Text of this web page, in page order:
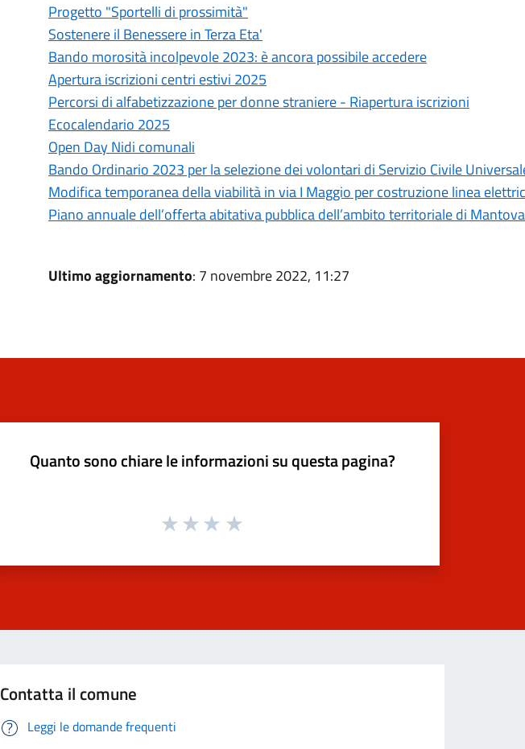
Progetto "Sportelli di prossimità"
Sostenere il Benessere in Terza Eta'
Bando morosità incolpevole 2023: è ancora possibile accedere
Apertura iscrizioni centri estivi 2025
Percorsi di alfabetizzazione per donne straniere - Riapertura iscrizioni
Ecocalendario 2025
Open Day Nidi comunali
Bando Ordinario 2023 per la selezione dei volontari di Servizio Civile
Modifica temporanea della viabilità in via I Maggio per costruzione linea
Piano annuale dell’offerta abitativa pubblica dell’ambito territoriale di
Ultimo aggiornamento: 7 novembre 2022, 11:27
Quanto sono chiare le informazioni su questa pagina?
Contatta il comune
Leggi le domande frequenti